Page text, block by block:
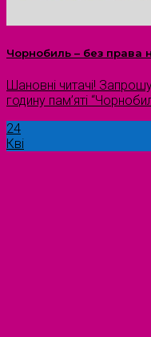
Чорнобиль – без права
Шановні читачі!
годину пам’яті
24
Кві